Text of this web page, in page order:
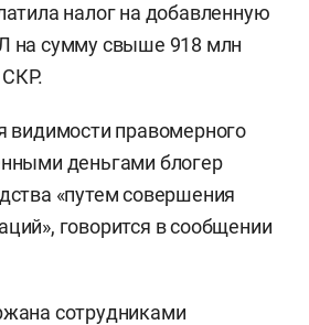
налог на добавленную
на сумму свыше 918 млн
СКР.
видимости правомерного
деньгами блогер
«путем совершения
говорится в сообщении
сотрудниками